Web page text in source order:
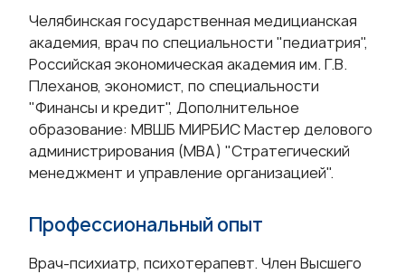
Челябинская государственная медицианская
академия, врач по специальности "педиатрия",
Российская экономическая академия им. Г.В.
Плеханов, экономист, по специальности
"Финансы и кредит", Дополнительное
образование: МВШБ МИРБИС Мастер делового
администрирования (МВА) "Стратегический
менеджмент и управление организацией".
Профессиональный опыт
Врач-психиатр, психотерапевт. Член Высшего